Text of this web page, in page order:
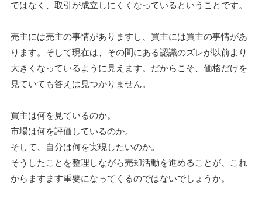
ではなく、取引が成立しにくくなっているということです。
売主には売主の事情がありますし、買主には買主の事情があ
ります。そして現在は、その間にある認識のズレが以前より
大きくなっているように見えます。だからこそ、価格だけを
見ていても答えは見つかりません。
買主は何を見ているのか。
市場は何を評価しているのか。
そして、自分は何を実現したいのか。
そうしたことを整理しながら売却活動を進めることが、これ
からますます重要になってくるのではないでしょうか。